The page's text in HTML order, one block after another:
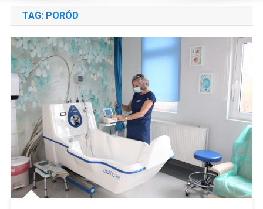
TAG: PORÓD